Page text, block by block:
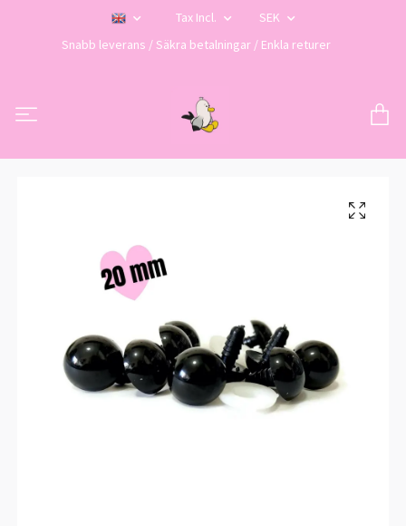
Tax Incl.
SEK
Snabb leverans / Säkra betalningar / Enkla returer